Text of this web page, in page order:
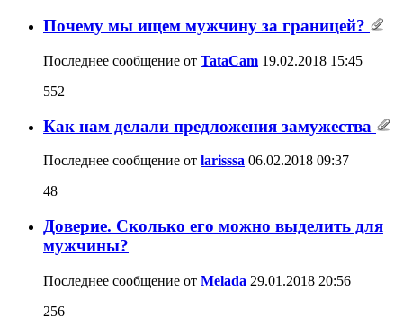
Почему мы ищем мужчину за границей?
Последнее сообщение от TataCam 19.02.2018 15:45
552
Как нам делали предложения замужества
Последнее сообщение от larisssa 06.02.2018 09:37
48
Доверие. Сколько его можно выделить для
мужчины?
Последнее сообщение от Melada 29.01.2018 20:56
256